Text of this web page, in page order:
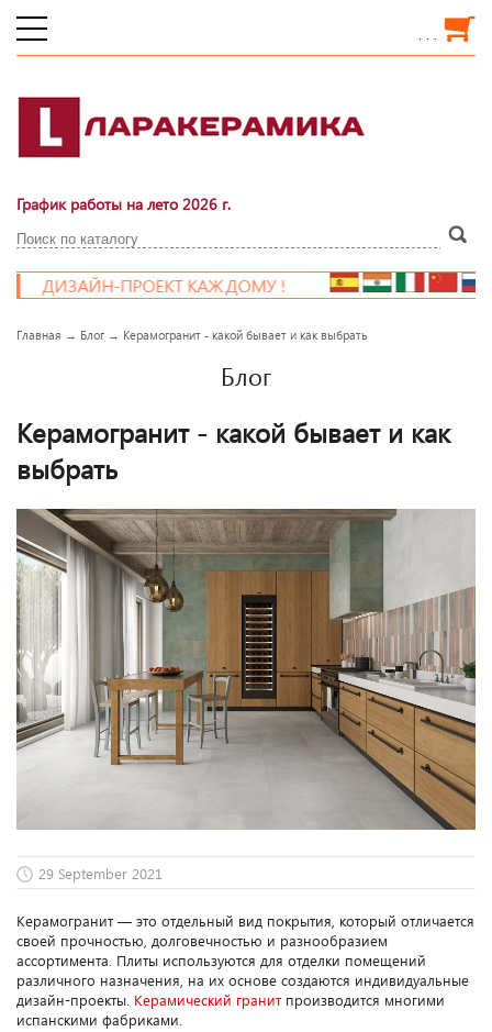
. . .
График работы на лето 2026 г.
ПРОЕКТ КАЖДОМУ !
Главная → Блог → Керамогранит - какой бывает и как выбрать
Блог
Керамогранит - какой бывает и как
выбрать
29 September 2021
Керамогранит — это отдельный вид покрытия, который отличается
своей прочностью, долговечностью и разнообразием
ассортимента. Плиты используются для отделки помещений
различного назначения, на их основе создаются индивидуальные
дизайн-проекты. Керамический гранитпроизводится многими
испанскими фабриками.